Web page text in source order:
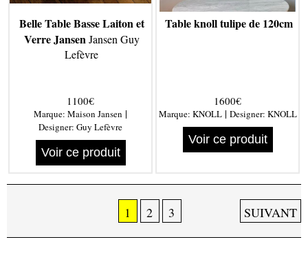
Belle Table Basse Laiton et
Verre JansenJansen Guy
Lefèvre
1100€
Marque: Maison Jansen |
Designer: Guy Lefèvre
Voir ce produit
Table knoll tulipe de 120cm
1600€
Marque: KNOLL| Designer: KNOLL
Voir ce produit
1 2 3 SUIVANT